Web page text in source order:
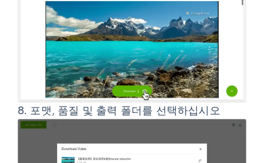
8. 포맷, 품질 및 출력 폴더를 선택하십시오